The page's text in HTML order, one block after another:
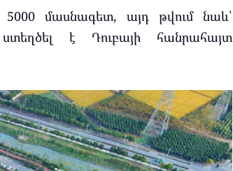
մասնագետ, այդ թվում նաև՝
է Դուբայի հանրահայտ